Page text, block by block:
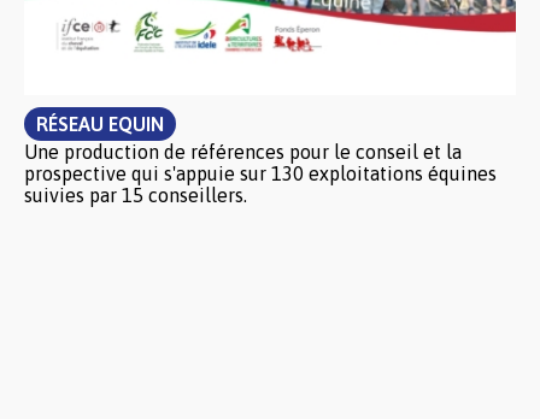
RÉSEAU EQUIN
Une production de références pour le conseil et la
prospective qui s'appuie sur 130 exploitations équines
suivies par 15 conseillers.